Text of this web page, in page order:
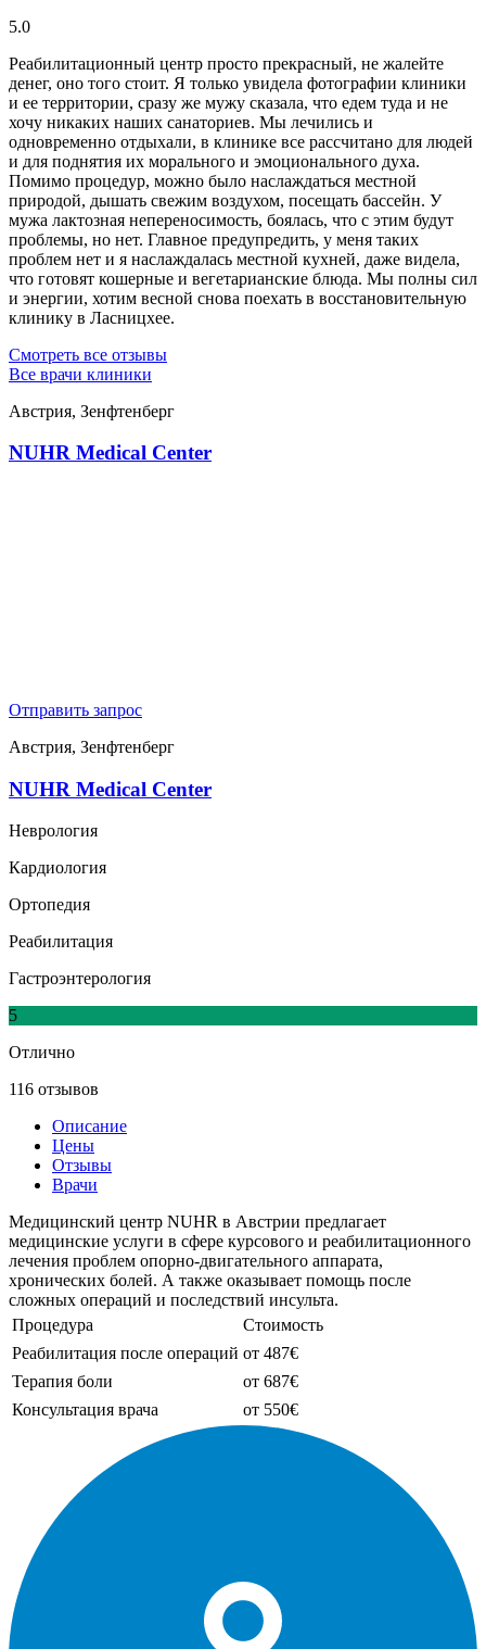
5.0
Реабилитационный центр просто прекрасный, не жалейте
денег, оно того стоит. Я только увидела фотографии клиники
и ее территории, сразу же мужу сказала, что едем туда и не
хочу никаких наших санаториев. Мы лечились и
одновременно отдыхали, в клинике все рассчитано для людей
и для поднятия их морального и эмоционального духа.
Помимо процедур, можно было наслаждаться местной
природой, дышать свежим воздухом, посещать бассейн. У
мужа лактозная непереносимость, боялась, что с этим будут
проблемы, но нет. Главное предупредить, у меня таких
проблем нет и я наслаждалась местной кухней, даже видела,
что готовят кошерные и вегетарианские блюда. Мы полны сил
и энергии, хотим весной снова поехать в восстановительную
клинику в Ласницхее.
Смотреть все отзывы
Все врачи клиники
Австрия, Зенфтенберг
NUHR Medical Center
Отправить запрос
Австрия, Зенфтенберг
NUHR Medical Center
Неврология
Кардиология
Ортопедия
Реабилитация
Гастроэнтерология
5
Отлично
116 отзывов
Описание
Цены
Отзывы
Врачи
Медицинский центр NUHR в Австрии предлагает
медицинские услуги в сфере курсового и реабилитационного
лечения проблем опорно-двигательного аппарата,
хронических болей. А также оказывает помощь после
сложных операций и последствий инсульта.
Процедура
Стоимость
Реабилитация после операций от 487€
Терапия боли
от 687€
Консультация врача
от 550€